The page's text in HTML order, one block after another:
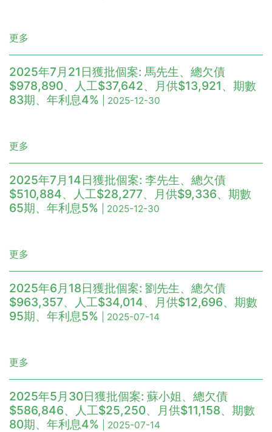
更多
2025年7月21日獲批個案: 馬先生、總欠債
$978,890、人工$37,642、月供$13,921、期數
83期、年利息4%
| 2025-12-30
更多
2025年7月14日獲批個案: 李先生、總欠債
$510,884、人工$28,277、月供$9,336、期數
65期、年利息5%
| 2025-12-30
更多
2025年6月18日獲批個案: 劉先生、總欠債
$963,357、人工$34,014、月供$12,696、期數
95期、年利息5%
| 2025-07-14
更多
2025年5月30日獲批個案: 蘇小姐、總欠債
$586,846、人工$25,250、月供$11,158、期數
80期、年利息4%
| 2025-07-14